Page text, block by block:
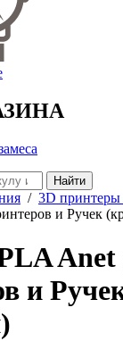
Найти
/ 3D
и Ручек
Anet
и